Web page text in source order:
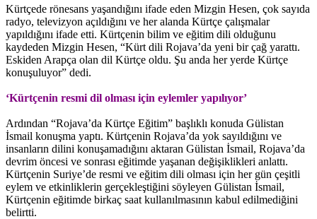
Kürtçede rönesans yaşandığını ifade eden Mizgin Hesen, çok sayıda
radyo, televizyon açıldığını ve her alanda Kürtçe çalışmalar
yapıldığını ifade etti. Kürtçenin bilim ve eğitim dili olduğunu
kaydeden Mizgin Hesen, “Kürt dili Rojava’da yeni bir çağ yarattı.
Eskiden Arapça olan dil Kürtçe oldu. Şu anda her yerde Kürtçe
konuşuluyor” dedi.
‘Kürtçenin resmi dil olması için eylemler yapılıyor’
Ardından “Rojava’da Kürtçe Eğitim” başlıklı konuda Gülistan
İsmail konuşma yaptı. Kürtçenin Rojava’da yok sayıldığını ve
insanların dilini konuşamadığını aktaran Gülistan İsmail, Rojava’da
devrim öncesi ve sonrası eğitimde yaşanan değişiklikleri anlattı.
Kürtçenin Suriye’de resmi ve eğitim dili olması için her gün çeşitli
eylem ve etkinliklerin gerçekleştiğini söyleyen Gülistan İsmail,
Kürtçenin eğitimde birkaç saat kullanılmasının kabul edilmediğini
belirtti.